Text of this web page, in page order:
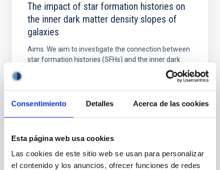
Consentimiento Detalles Acerca de las cookies
Esta página web usa cookies
Las cookies de este sitio web se usan para personalizar
el contenido y los anuncios, ofrecer funciones de redes
The impact of star formation histories on
the inner dark matter density slopes of
galaxies
Aims. We aim to investigate the connection between
star formation histories (SFHs) and the inner dark
matter density profiles of simulated galaxies. In
particular, we tested whether the burstiness and
temporal distribution of star formation influence the
formation of cored versus cuspy dark matter profiles.